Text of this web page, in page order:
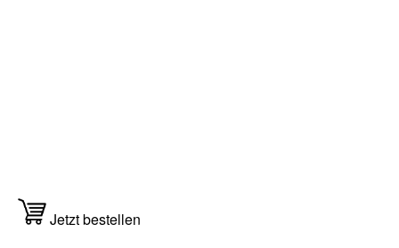
Jetzt bestellen